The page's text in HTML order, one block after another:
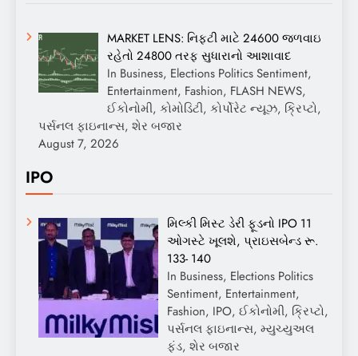
MARKET LENS: નિફ્ટી માટે 24600 જળવાઇ
રહેતો 24800 તરફ સુધારાનો આશાવાદ
In Business, Elections Politics Sentiment,
Entertainment, Fashion, FLASH NEWS,
ઈકોનોમી, કોમોડિટી, કોર્પોરેટ ન્યૂઝ, ક્રિપ્ટો,
પર્સનલ ફાઇનાન્સ, શેર બજાર
August 7, 2026
IPO
મિલ્કી મિસ્ટ ડેરી ફૂડનો IPO 11
ઓગસ્ટે ખૂલશે, પ્રાઇસબેન્ડ રૂ.
133- 140
In Business, Elections Politics
Sentiment, Entertainment,
Fashion, IPO, ઈકોનોમી, ક્રિપ્ટો,
પર્સનલ ફાઇનાન્સ, મ્યુચ્યુઅલ
ફંડ, શેર બજાર